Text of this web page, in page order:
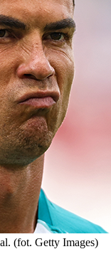
(fot. Getty Images)